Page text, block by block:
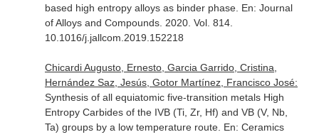
based high entropy alloys as binder phase. En: Journal
of Alloys and Compounds. 2020. Vol. 814.
10.1016/j.jallcom.2019.152218
Chicardi Augusto, Ernesto, Garcia Garrido, Cristina,
Hernández Saz, Jesús, Gotor Martínez, Francisco José:
Synthesis of all equiatomic five-transition metals High
Entropy Carbides of the IVB (Ti, Zr, Hf) and VB (V, Nb,
Ta) groups by a low temperature route. En: Ceramics